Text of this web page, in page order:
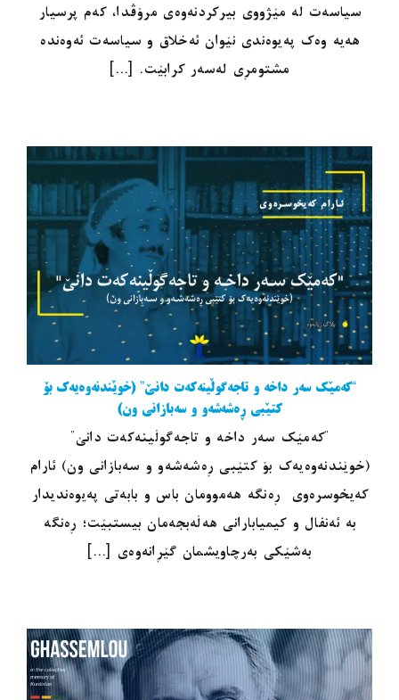
سیاسەت لە مێژووی بیرکردنەوەی مرۆڤدا، کەم پرسیار
هەیە وەک پەیوەندی نێوان ئەخلاق و سیاسەت ئەوەندە
مشتومڕی لەسەر کرابێت. [...]
“کەمێک سەر داخە و تاجەگوڵینەکەت دانێ” (خوێندنەوەیەک بۆ
کتێبی ڕەشەشەو و سەبازانی ون)
"کەمێک سەر داخە و تاجەگوڵینەکەت دانێ"
(خوێندنەوەیەک بۆ کتێبی ڕەشەشەو و سەبازانی ون) ئارام
کەیخوسرەوی ڕەنگە هەموومان باس و بابەتی پەیوەندیدار
بە ئەنفال و کیمیابارانی هەڵەبجەمان بیستبێت؛ ڕەنگە
بەشێکی بەرچاویشمان گێڕانەوەی [...]